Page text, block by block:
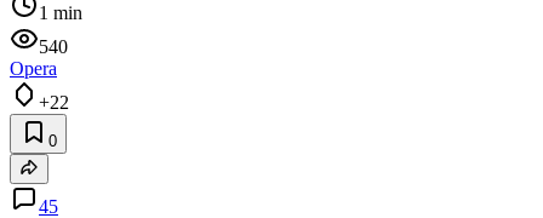
1 min
540
Opera
+22
0
45